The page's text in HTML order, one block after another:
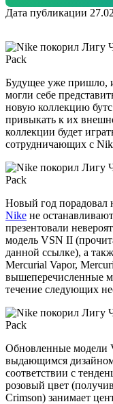
Дата публикации
Будущее уже пришло,
могли себе
новую коллекцию
привыкать к их
коллекции будет
сотрудничающих с
Новый год порадовал
Nike не
презентовали
модель VSN II
данной ссылке), а
Mercurial Vapor,
вышеперечисленные
течение следующих
Обновленные модели
выдающимся
соответствии с
розовый цвет
Crimson) занимает